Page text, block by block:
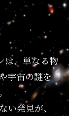
は、単なる物
宇宙の謎を
発見が、